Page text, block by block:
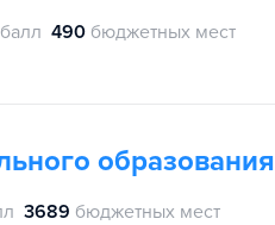
490 бюджетных мест
образования
3689 бюджетных мест